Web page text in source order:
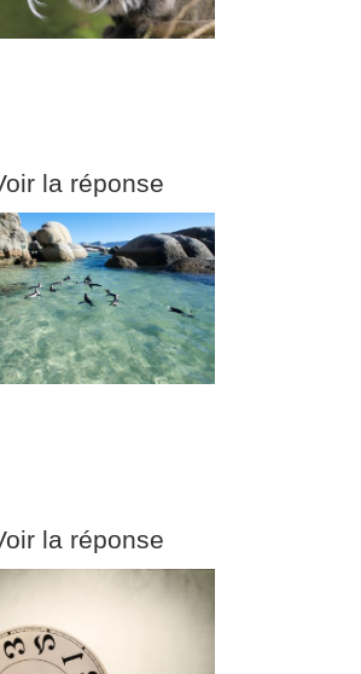
la réponse
la réponse